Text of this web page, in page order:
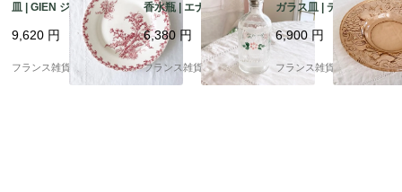
皿 | GIEN ジアン アザ
ミ柄（chardons) ディ
ナープレート | 1920年
前後 4
9,620 円
フランス雑貨chouchou
香水瓶 | エナメル手描
き ピンク色 小花柄 パ
フュームボトル | 1900
年代半頃
6,380 円
フランス雑貨chouchou
ガラス皿 | ディプレッ
ショングラス 大皿 コー
ラルピンクカラー | 195
0-60年代
6,900 円
フランス雑貨chouchou